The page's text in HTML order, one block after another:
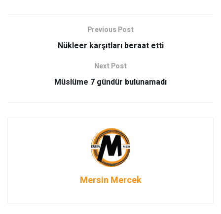
Previous Post
Nükleer karşıtları beraat etti
Next Post
Müslüme 7 gündür bulunamadı
Mersin Mercek